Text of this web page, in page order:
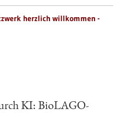
herzlich willkommen -
KI: BioLAGO-